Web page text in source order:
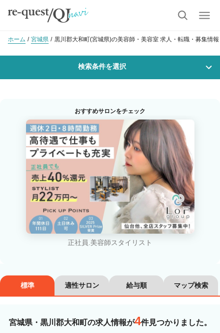
ホーム 宮城県 黒川郡大和町(宮城県)の美容師・美容室 求人・転職・募集情報
検索条件を選択
沿線・駅を選択 市区町村を選択
黒川郡大和町
職種・技能ランク
美容師スタイリスト 美容師アシスタント
カラーリスト
ネイリスト エステティシャン
講師・インストラクター 営業・販売スタッフ・その他
雇用形態
おすすめサロンをチェック
正社員.美容師スタイリスト
標準 適性サロン 給与順 マップ検索
宮城県・黒川郡大和町の求人情報が4件見つかりました。